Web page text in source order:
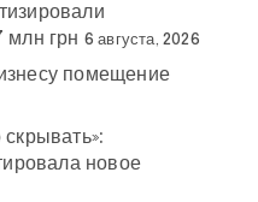
млн грн 6 августа, 2026
помещение
новое